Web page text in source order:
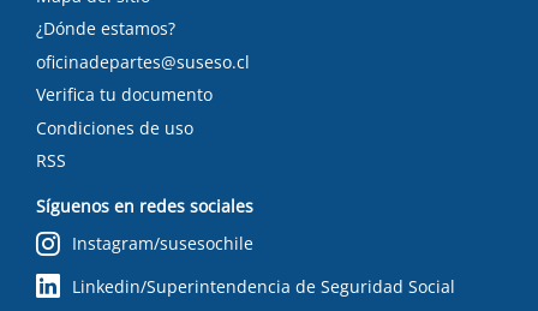
¿Dónde estamos?
oficinadepartes@suseso.cl
Verifica tu documento
Condiciones de uso
RSS
Síguenos en redes sociales
Instagram/susesochile
Linkedin/Superintendencia de Seguridad Social